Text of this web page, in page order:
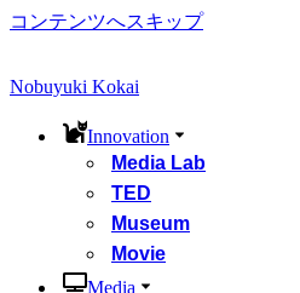
コンテンツへスキップ
Nobuyuki Kokai
Innovation
Media Lab
TED
Museum
Movie
Media